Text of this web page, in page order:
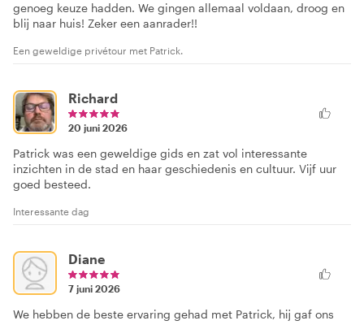
genoeg keuze hadden. We gingen allemaal voldaan, droog en
blij naar huis! Zeker een aanrader!!
Een geweldige privétour met Patrick.
Richard
20 juni 2026
Patrick was een geweldige gids en zat vol interessante
inzichten in de stad en haar geschiedenis en cultuur. Vijf uur
goed besteed.
Interessante dag
Diane
7 juni 2026
We hebben de beste ervaring gehad met Patrick, hij gaf ons